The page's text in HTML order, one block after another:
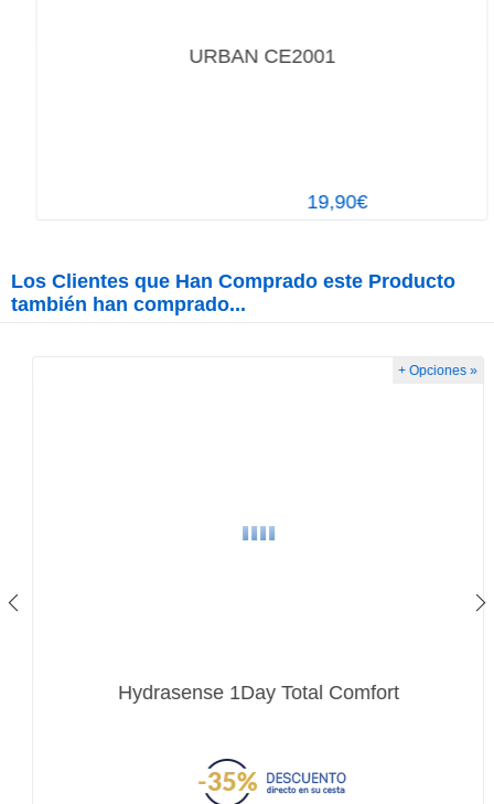
URBAN CE2001
19,90€
Los Clientes que Han Comprado este Producto
también han comprado...
Hydrasense 1Day Total Comfort
+ Opciones »